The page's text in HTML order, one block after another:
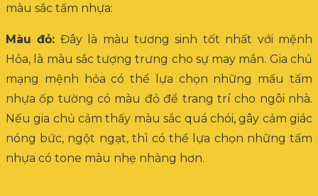
màu sắc tấm nhựa:
Màu đỏ: Đây là màu tương sinh tốt nhất với mệnh
Hỏa, là màu sắc tượng trưng cho sự may mắn. Gia chủ
mạng mệnh hỏa có thể lựa chọn những mấu tấm
nhựa ốp tường có màu đỏ để trang trí cho ngôi nhà.
Nếu gia chủ cảm thấy màu sắc quá chói, gây cảm giác
nóng bức, ngột ngạt, thì có thể lựa chọn những tấm
nhựa có tone màu nhẹ nhàng hơn.